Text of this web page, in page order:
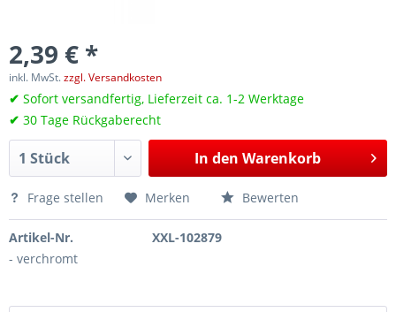
2,39 € *
inkl. MwSt.zzgl. Versandkosten
✔ Sofort versandfertig, Lieferzeit ca. 1-2 Werktage
✔ 30 Tage Rückgaberecht
In den Warenkorb
Frage stellen Merken Bewerten
Artikel-Nr.
XXL-102879
- verchromt